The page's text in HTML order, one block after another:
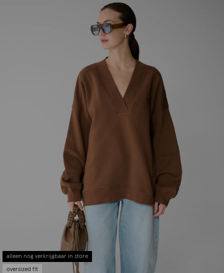
alleen nog verkrijgbaar in store
oversized fit